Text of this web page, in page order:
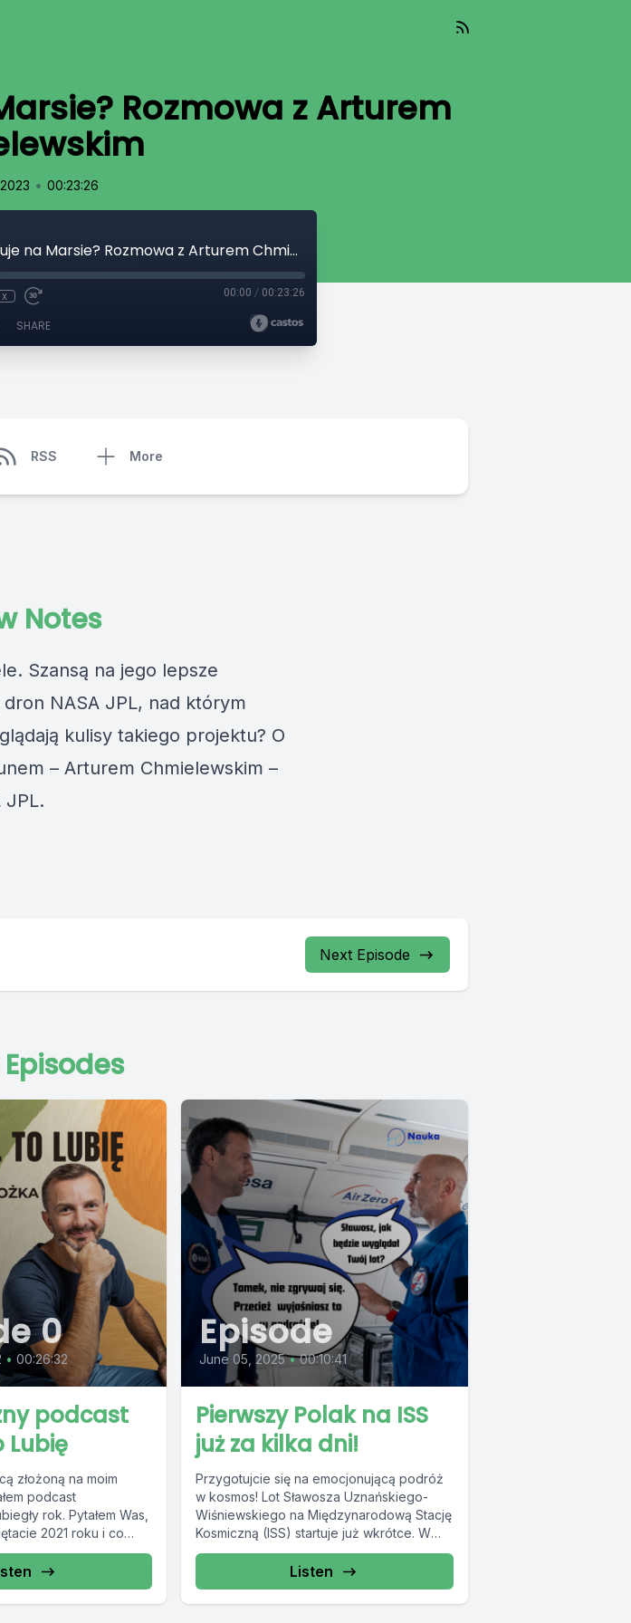
Rozmowa z Arturem
• 00:23:26
Nowy dron wyląduje na Marsie? Rozmowa z Arturem Chmielewskim
00:00 / 00:23:26
SHARE
RSS More
Notes
Szansą na jego lepsze
NASA JPL, nad którym
kulisy takiego projektu? O
– Arturem Chmielewskim –
JPL.
Next Episode
0
• 00:26:32
podcast
Lubię
złożoną na moim
podcast
rok. Pytałem Was,
2021 roku i co
Wam...
Episode
June 05, 2025 • 00:10:41
Pierwszy Polak na ISS
już za kilka dni!
Przygotujcie się na emocjonującą podróż
w kosmos! Lot Sławosza Uznańskiego-
Wiśniewskiego na Międzynarodową Stację
Kosmiczną (ISS) startuje już wkrótce. W
tym podcaście zabieramy Was za...
Listen